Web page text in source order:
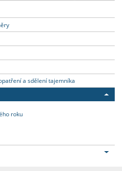
a sdělení tajemníka
roku